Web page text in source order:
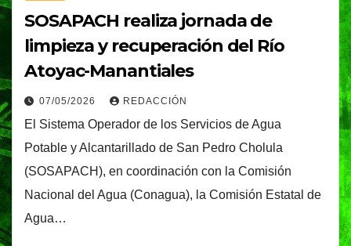
SOSAPACH realiza jornada de
limpieza y recuperación del Río
Atoyac-Manantiales
07/05/2026 REDACCIÓN
El Sistema Operador de los Servicios de Agua
Potable y Alcantarillado de San Pedro Cholula
(SOSAPACH), en coordinación con la Comisión
Nacional del Agua (Conagua), la Comisión Estatal de
Agua…